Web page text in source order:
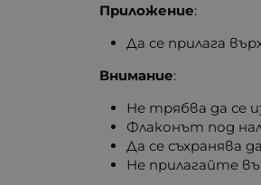
Приложение:
Да се прилага
Внимание:
Не трябва да се
Флаконът под
Да се съхранява
Не прилагайте